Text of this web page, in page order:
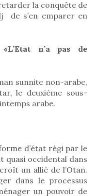
la conquête de
de s’en emparer en
n’a pas de
sunnite non-arabe,
le deuxième sous-
arabe.
d’état régi par le
quasi occidental dans
un allié de l’Otan.
dans le processus
un pouvoir de